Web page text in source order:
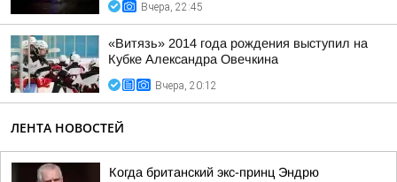
Вчера, 22:45
«Витязь» 2014 года рождения выступил на
Кубке Александра Овечкина
Вчера, 20:12
ЛЕНТА НОВОСТЕЙ
Когда британский экс-принц Эндрю